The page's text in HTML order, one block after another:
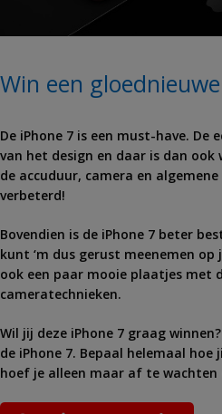
Win een
De iPhone 7 is een must-have. De
van het design en daar is dan ook
de accuduur, camera en
verbeterd!
Bovendien is de iPhone 7 beter
kunt ‘m dus gerust meenemen op
ook een paar mooie plaatjes met
cameratechnieken.
Wil jij deze iPhone 7 graag
de iPhone 7. Bepaal helemaal hoe
hoef je alleen maar af te